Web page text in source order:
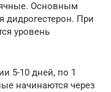
Основным
дидрогестерон. При
уровень
5-10 дней, по 1
начинаются через